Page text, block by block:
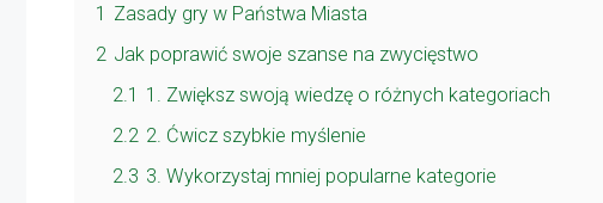
1 Zasady gry w Państwa Miasta
2 Jak poprawić swoje szanse na zwycięstwo
2.1 1. Zwiększ swoją wiedzę o różnych kategoriach
2.2 2. Ćwicz szybkie myślenie
2.3 3. Wykorzystaj mniej popularne kategorie